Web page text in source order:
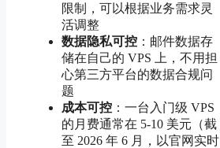
限制，可以根据业务需求灵
活调整
数据隐私可控 ：邮件数据存
储在自己的 VPS 上，不用担
心第三方平台的数据合规问
题
成本可控 ：一台入门级 VPS
的月费通常在 5-10 美元（截
至 2026 年 6 月，以官网实时